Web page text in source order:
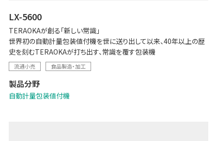
LX-5600
TERAOKAが創る「新しい常識」
世界初の自動計量包装値付機を世に送り出して以来、40年以上の歴
史を刻むTERAOKAが打ち出す、常識を覆す包装機
流通小売 食品製造・加工
製品分野
自動計量包装値付機